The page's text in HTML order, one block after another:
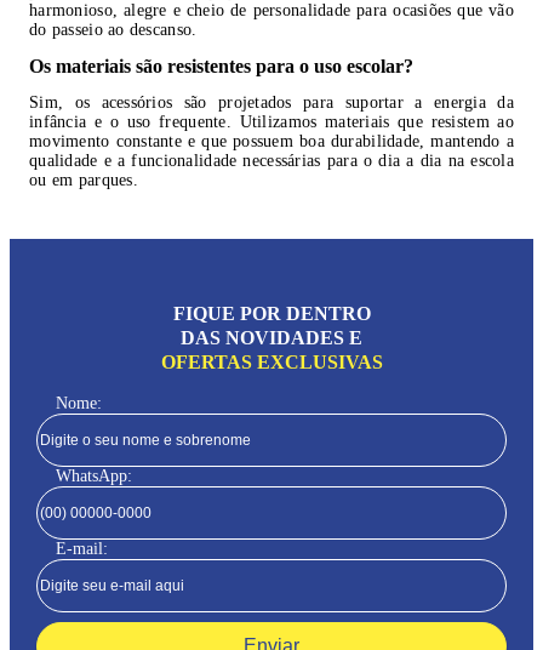
harmonioso, alegre e cheio de personalidade para ocasiões que vão
do passeio ao descanso.
Os materiais são resistentes para o uso escolar?
Sim, os acessórios são projetados para suportar a energia da
infância e o uso frequente. Utilizamos materiais que resistem ao
movimento constante e que possuem boa durabilidade, mantendo a
qualidade e a funcionalidade necessárias para o dia a dia na escola
ou em parques.
FIQUE POR DENTRO
DAS NOVIDADES E
OFERTAS EXCLUSIVAS
Nome:
WhatsApp:
E-mail:
Enviar